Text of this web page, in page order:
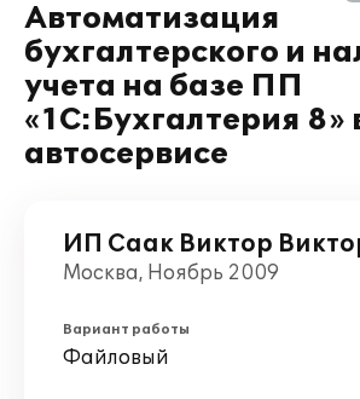
Автоматизация
бухгалтерского и
учета на базе ПП
«1С:Бухгалтерия 8»
автосервисе
ИП Саак Виктор
Москва, Ноябрь 2009
Вариант работы
Файловый